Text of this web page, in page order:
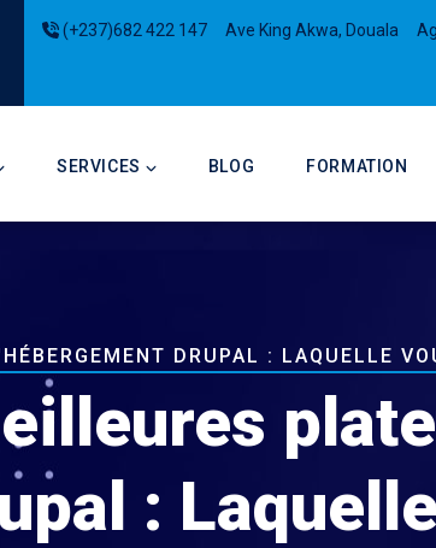
(+237)682 422 147 Ave King Akwa, Douala
SERVICES BLOG FORMATION
DRUPAL : LAQUELLE
: